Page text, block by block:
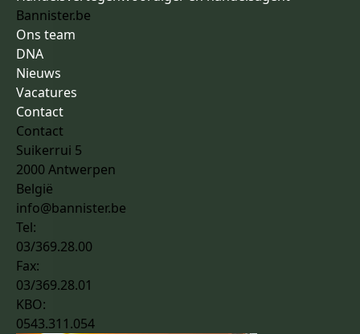
Bannister.be
Ons team
DNA
Nieuws
Vacatures
Contact
Contact
Suikerrui 5
2000 Antwerpen
België
info@bannister.be
Tel:
03/369.28.00
Fax:
03/369.28.01
KBO:
0543.311.054